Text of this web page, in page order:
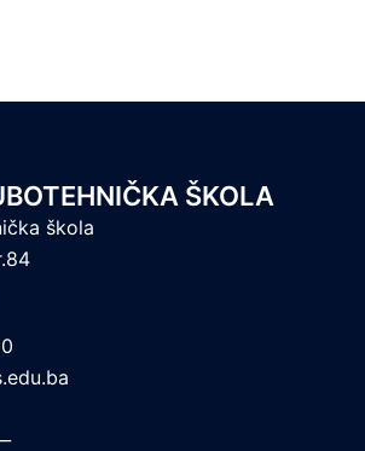
ŠKOLA
škola